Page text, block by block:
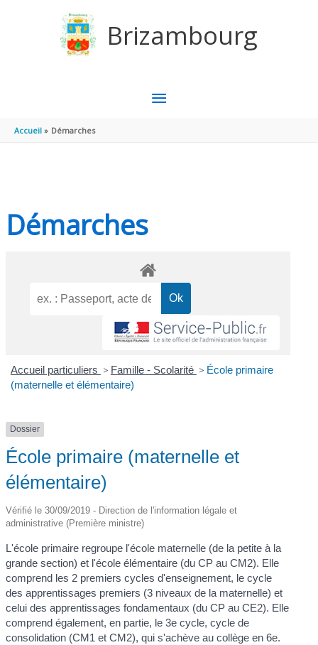
Brizambourg
MENU
Accueil Démarches
Démarches
Accueil particuliers > Famille - Scolarité > École primaire
(maternelle et élémentaire)
Dossier
École primaire (maternelle et
élémentaire)
Vérifié le 30/09/2019 - Direction de l'information légale et
administrative (Première ministre)
L'école primaire regroupe l'école maternelle (de la petite à la
grande section) et l'école élémentaire (du CP au CM2). Elle
comprend les 2 premiers cycles d'enseignement, le cycle
des apprentissages premiers (3 niveaux de la maternelle) et
celui des apprentissages fondamentaux (du CP au CE2). Elle
comprend également, en partie, le 3e cycle, cycle de
consolidation (CM1 et CM2), qui s'achève au collège en 6e.